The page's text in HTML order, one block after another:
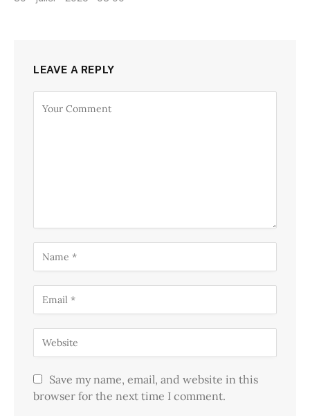
LEAVE A REPLY
Save my name, email, and website in this
browser for the next time I comment.